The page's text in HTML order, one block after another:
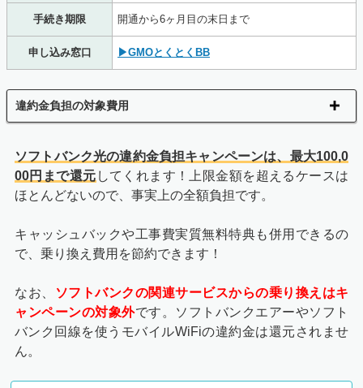
手続き期限 開通から6ヶ月目の末日まで
申し込み窓口 ▶GMOとくとくBB
違約金負担の対象費用
ソフトバンク光の違約金負担キャンペーンは、最大100,0
00円まで還元 してくれます！上限金額を超えるケースは
ほとんどないので、事実上の全額負担です。
キャッシュバックや工事費実質無料特典も併用できるの
で、乗り換え費用を節約できます！
なお、
ソフトバンクの関連サービスからの乗り換えはキ
ャンペーンの対象外です。ソフトバンクエアーやソフト
バンク回線を使うモバイルWiFiの違約金は還元されませ
ん。